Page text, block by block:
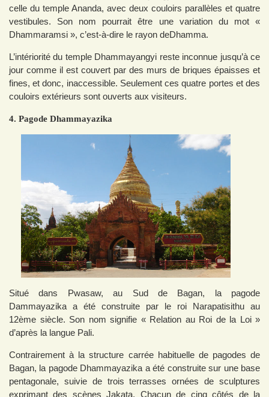
celle du temple Ananda, avec deux couloirs parallèles et quatre
vestibules. Son nom pourrait être une variation du mot «
Dhammaramsi », c’est-à-dire le rayon deDhamma.
L’intériorité du temple Dhammayangyi reste inconnue jusqu’à ce
jour comme il est couvert par des murs de briques épaisses et
fines, et donc, inaccessible. Seulement ces quatre portes et des
couloirs extérieurs sont ouverts aux visiteurs.
4. Pagode Dhammayazika
Situé dans Pwasaw, au Sud de Bagan, la pagode
Dammayazika a été construite par le roi Narapatisithu au
12ème siècle. Son nom signifie « Relation au Roi de la Loi »
d’après la langue Pali.
Contrairement à la structure carrée habituelle de pagodes de
Bagan, la pagode Dhammayazika a été construite sur une base
pentagonale, suivie de trois terrasses ornées de sculptures
exprimant des scènes Jakata. Chacun de cinq côtés de la